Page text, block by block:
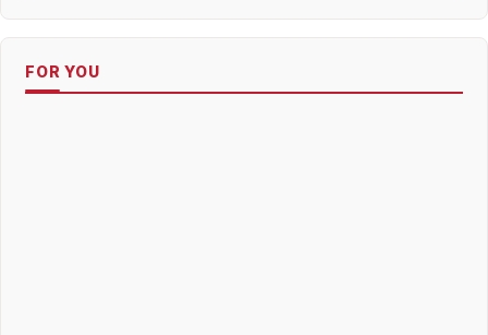
FOR YOU